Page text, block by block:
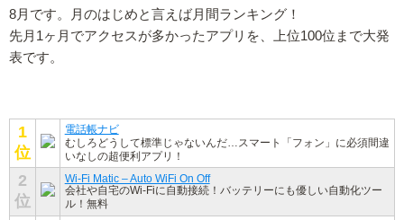
8月です。月のはじめと言えば月間ランキング！
先月1ヶ月でアクセスが多かったアプリを、上位100位まで大発
表です。
1
位
電話帳ナビ
むしろどうして標準じゃないんだ…スマート「フォン」に必須間違
いなしの超便利アプリ！
2
位
Wi-Fi Matic – Auto WiFi On Off
会社や自宅のWi-Fiに自動接続！バッテリーにも優しい自動化ツー
ル！無料